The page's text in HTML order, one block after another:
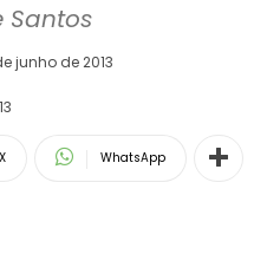
Santos
junho de 2013
X WhatsApp